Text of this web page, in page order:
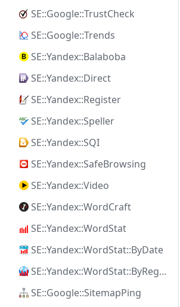
SE::Google::TrustCheck
SE::Google::Trends
SE::Yandex::Balaboba
SE::Yandex::Direct
SE::Yandex::Register
SE::Yandex::Speller
SE::Yandex::SQI
SE::Yandex::SafeBrowsing
SE::Yandex::Video
SE::Yandex::WordCraft
SE::Yandex::WordStat
SE::Yandex::WordStat::ByDate
SE::Yandex::WordStat::ByRegion
SE::Google::SitemapPing